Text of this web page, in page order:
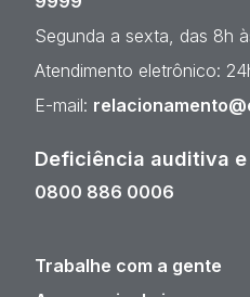
Segunda a sexta, das 8h
Atendimento eletrônico:
E-mail:
Deficiência auditiva
0800 886 0006
Trabalhe com a gente